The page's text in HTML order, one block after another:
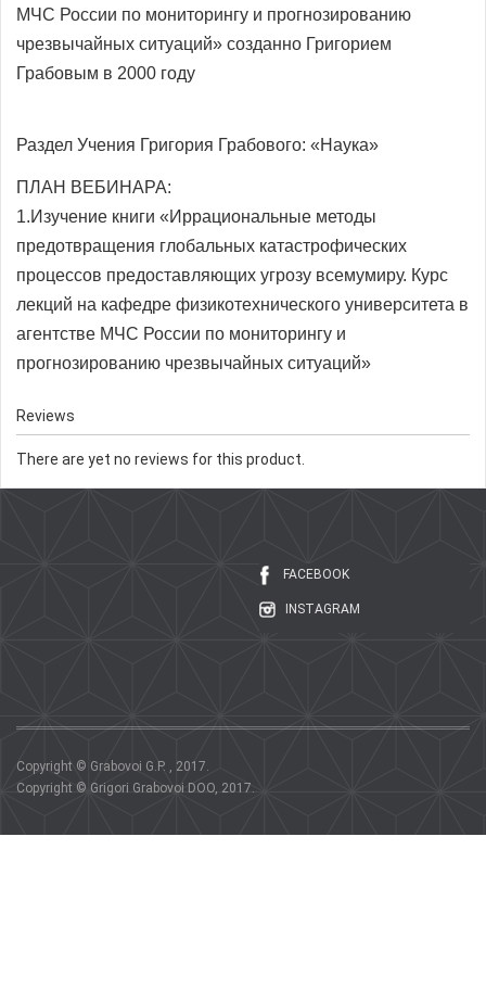
МЧС России по мониторингу и прогнозированию
чрезвычайных ситуаций» созданно Григорием
Грабовым в 2000 году
Раздел Учения Григория Грабового: «Наука»
ПЛАН ВЕБИНАРА:
1.Изучение книги «Иррациональные методы
предотвращения глобальных катастрофических
процессов предоставляющих угрозу всемумиру. Курс
лекций на кафедре физикотехнического университета в
агентстве МЧС России по мониторингу и
прогнозированию чрезвычайных ситуаций»
Reviews
There are yet no reviews for this product.
FACEBOOK
INSTAGRAM
Copyright © Grabovoi G.P. , 2017.
Copyright © Grigori Grabovoi DOO, 2017.